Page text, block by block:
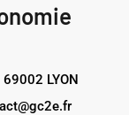
LYON